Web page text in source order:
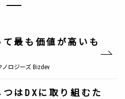
最も価値が高いも
ロジーズ Bizdev
はDXに取り組むた